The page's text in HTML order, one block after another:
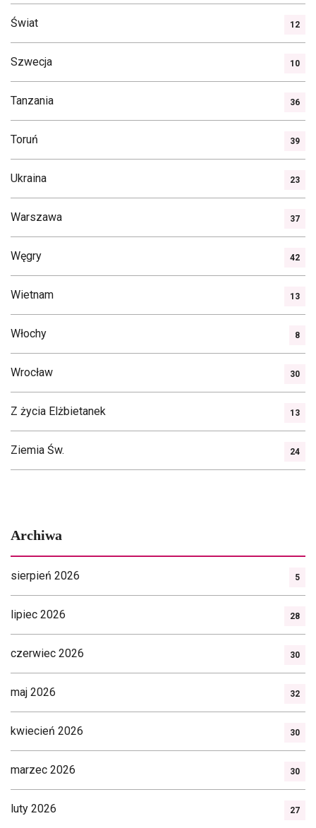
Świat 12
Szwecja 10
Tanzania 36
Toruń 39
Ukraina 23
Warszawa 37
Węgry 42
Wietnam 13
Włochy 8
Wrocław 30
Z życia Elżbietanek 13
Ziemia Św. 24
Archiwa
sierpień 2026 5
lipiec 2026 28
czerwiec 2026 30
maj 2026 32
kwiecień 2026 30
marzec 2026 30
luty 2026 27